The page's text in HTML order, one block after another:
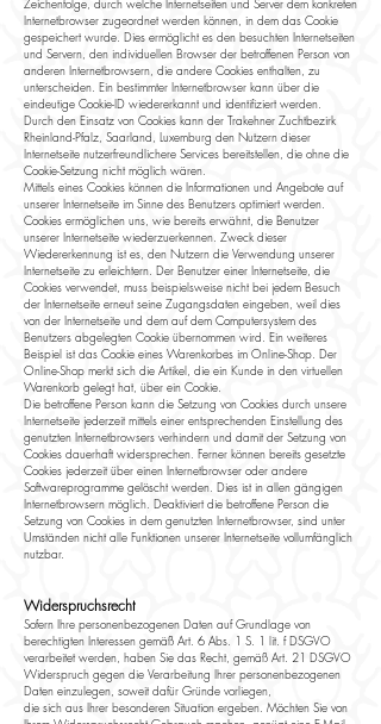
Zeichenfolge, durch welche Internetseiten und Server dem konkreten
Internetbrowser zugeordnet werden können, in dem das Cookie
gespeichert wurde. Dies ermöglicht es den besuchten Internetseiten
und Servern, den individuellen Browser der betroffenen Person von
anderen Internetbrowsern, die andere Cookies enthalten, zu
unterscheiden. Ein bestimmter Internetbrowser kann über die
eindeutige Cookie-ID wiedererkannt und identifiziert werden.
Durch den Einsatz von Cookies kann der Trakehner Zuchtbezirk
Rheinland-Pfalz, Saarland, Luxemburg den Nutzern dieser
Internetseite nutzerfreundlichere Services bereitstellen, die ohne die
Cookie-Setzung nicht möglich wären.
Mittels eines Cookies können die Informationen und Angebote auf
unserer Internetseite im Sinne des Benutzers optimiert werden.
Cookies ermöglichen uns, wie bereits erwähnt, die Benutzer
unserer Internetseite wiederzuerkennen. Zweck dieser
Wiedererkennung ist es, den Nutzern die Verwendung unserer
Internetseite zu erleichtern. Der Benutzer einer Internetseite, die
Cookies verwendet, muss beispielsweise nicht bei jedem Besuch
der Internetseite erneut seine Zugangsdaten eingeben, weil dies
von der Internetseite und dem auf dem Computersystem des
Benutzers abgelegten Cookie übernommen wird. Ein weiteres
Beispiel ist das Cookie eines Warenkorbes im Online-Shop. Der
Online-Shop merkt sich die Artikel, die ein Kunde in den virtuellen
Warenkorb gelegt hat, über ein Cookie.
Die betroffene Person kann die Setzung von Cookies durch unsere
Internetseite jederzeit mittels einer entsprechenden Einstellung des
genutzten Internetbrowsers verhindern und damit der Setzung von
Cookies dauerhaft widersprechen. Ferner können bereits gesetzte
Cookies jederzeit über einen Internetbrowser oder andere
Softwareprogramme gelöscht werden. Dies ist in allen gängigen
Internetbrowsern möglich. Deaktiviert die betroffene Person die
Setzung von Cookies in dem genutzten Internetbrowser, sind unter
Umständen nicht alle Funktionen unserer Internetseite vollumfänglich
nutzbar.
Widerspruchsrecht
Sofern Ihre personenbezogenen Daten auf Grundlage von
berechtigten Interessen gemäß Art. 6 Abs. 1 S. 1 lit. f DSGVO
verarbeitet werden, haben Sie das Recht, gemäß Art. 21 DSGVO
Widerspruch gegen die Verarbeitung Ihrer personenbezogenen
Daten einzulegen, soweit dafür Gründe vorliegen,
die sich aus Ihrer besonderen Situation ergeben. Möchten Sie von